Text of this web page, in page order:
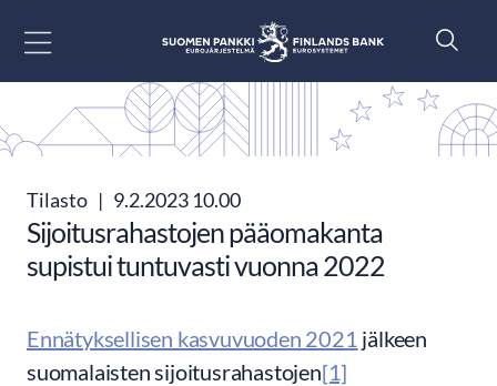
Tilasto | 9.2.2023 10.00
Sijoitusrahastojen pääomakanta
supistui tuntuvasti vuonna 2022
Ennätyksellisen kasvuvuoden 2021 jälkeen
suomalaisten sijoitusrahastojen[1]